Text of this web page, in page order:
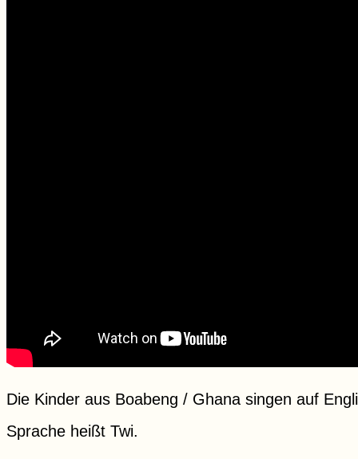
Die Kinder aus Boabeng / Ghana singen auf
Sprache heißt Twi.